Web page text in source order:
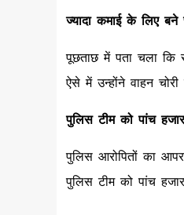
ज्‍यादा कमाई के लिए बने
पूछताछ में पता चला कि
ऐसे में उन्होंने वाहन
पुलिस टीम को पांच
पुलिस आरोपितों का
पुलिस टीम को पांच